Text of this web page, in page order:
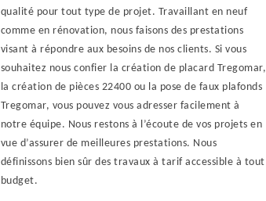
qualité pour tout type de projet. Travaillant en neuf
comme en rénovation, nous faisons des prestations
visant à répondre aux besoins de nos clients. Si vous
souhaitez nous confier la création de placard Tregomar,
la création de pièces 22400 ou la pose de faux plafonds
Tregomar, vous pouvez vous adresser facilement à
notre équipe. Nous restons à l’écoute de vos projets en
vue d’assurer de meilleures prestations. Nous
définissons bien sûr des travaux à tarif accessible à tout
budget.